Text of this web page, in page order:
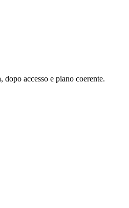
accesso e piano coerente.